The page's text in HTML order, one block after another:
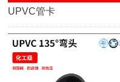
UPVC管卡